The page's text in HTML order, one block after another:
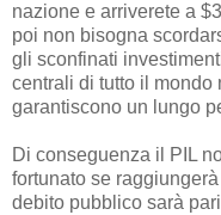
nazione e arriverete a
poi non bisogna
gli sconfinati
centrali di tutto il
garantiscono un lungo
Di conseguenza il PIL
fortunato se
debito pubblico sarà